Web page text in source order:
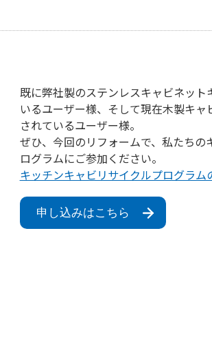
既に弊社製のステンレスキャビネット
いるユーザー様、そして現在木製キ
されているユーザー様。
ぜひ、今回のリフォームで、私たち
ログラムにご参加ください。
キッチンキャビリサイクルプログラム
申し込みはこちら